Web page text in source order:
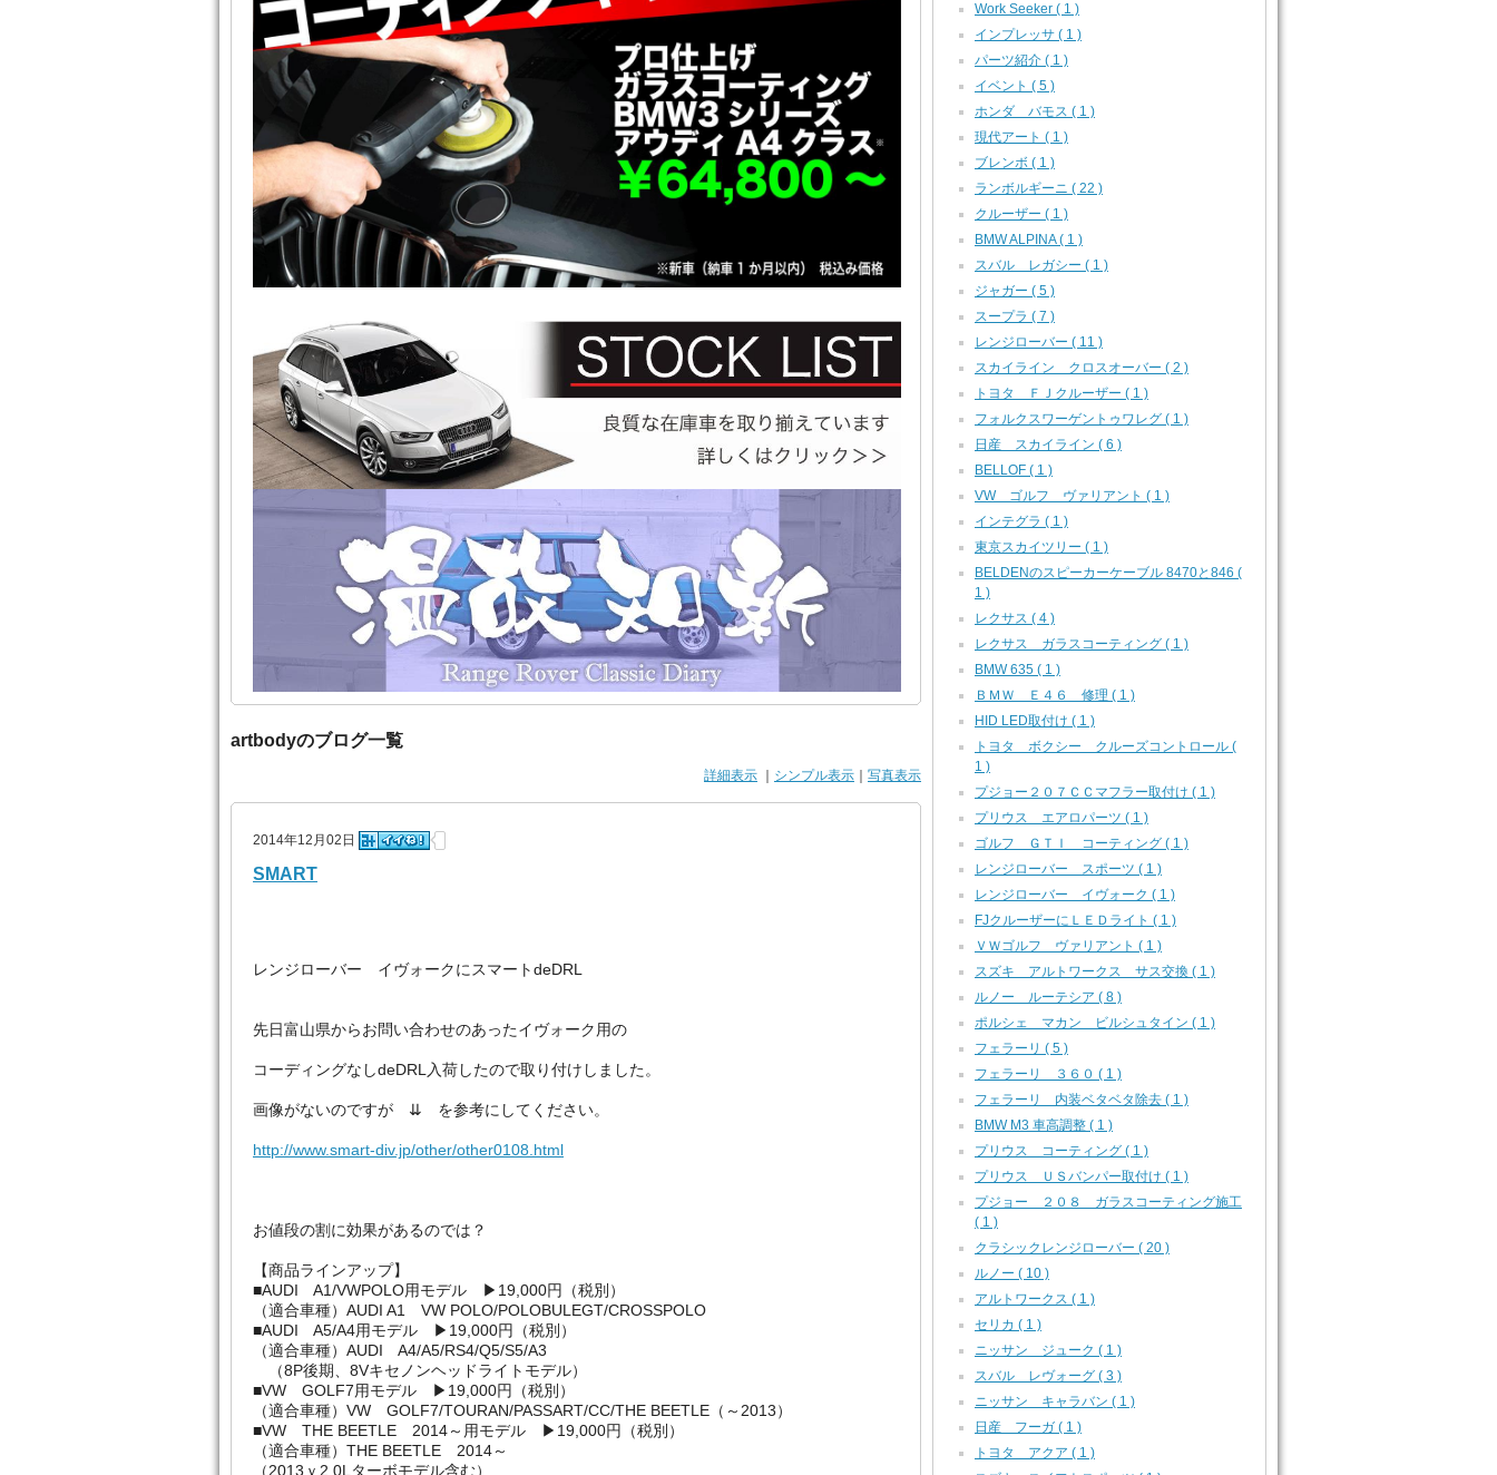
artbodyのブログ一覧
詳細表示 シンプル表示 写真表示
2014年12月02日
SMART
レンジローバー イヴォークにスマートdeDRL
先日富山県からお問い合わせのあったイヴォーク用の
コーディングなしdeDRL入荷したので取り付けしました。
画像がないのですが ⇊ を参考にしてください。
http://www.smart-div.jp/other/other0108.html
お値段の割に効果があるのでは？
【商品ラインアップ】
■AUDI A1/VWPOLO用モデル ▶19,000円（税別）
（適合車種）AUDI A1 VW POLO/POLOBULEGT/CROSSPOLO
■AUDI A5/A4用モデル ▶19,000円（税別）
（適合車種）AUDI A4/A5/RS4/Q5/S5/A3
（8P後期、8Vキセノンヘッドライトモデル）
■VW GOLF7用モデル ▶19,000円（税別）
（適合車種）VW GOLF7/TOURAN/PASSART/CC/THE BEETLE（～2013）
■VW THE BEETLE 2014～用モデル ▶19,000円（税別）
（適合車種）THE BEETLE 2014～
（2013ｙ2.0Lターボモデル含む）
Work Seeker ( 1 )
インプレッサ ( 1 )
パーツ紹介 ( 1 )
イベント ( 5 )
ホンダ バモス ( 1 )
現代アート ( 1 )
ブレンボ ( 1 )
ランボルギーニ ( 22 )
クルーザー ( 1 )
BMW ALPINA ( 1 )
スバル レガシー ( 1 )
ジャガー ( 5 )
スープラ ( 7 )
レンジローバー ( 11 )
スカイライン クロスオーバー ( 2 )
トヨタ ＦＪクルーザー ( 1 )
フォルクスワーゲントゥワレグ ( 1 )
日産 スカイライン ( 6 )
BELLOF ( 1 )
VW ゴルフ ヴァリアント ( 1 )
インテグラ ( 1 )
東京スカイツリー ( 1 )
BELDENのスピーカーケーブル 8470と846 (
1 )
レクサス ( 4 )
レクサス ガラスコーティング ( 1 )
BMW 635 ( 1 )
ＢＭＷ Ｅ４６ 修理 ( 1 )
HID LED取付け ( 1 )
トヨタ ボクシー クルーズコントロール (
1 )
プジョー２０７ＣＣマフラー取付け ( 1 )
プリウス エアロパーツ ( 1 )
ゴルフ ＧＴＩ コーティング ( 1 )
レンジローバー スポーツ ( 1 )
レンジローバー イヴォーク ( 1 )
FJクルーザーにＬＥＤライト ( 1 )
ＶＷゴルフ ヴァリアント ( 1 )
スズキ アルトワークス サス交換 ( 1 )
ルノー ルーテシア ( 8 )
ポルシェ マカン ビルシュタイン ( 1 )
フェラーリ ( 5 )
フェラーリ ３６０ ( 1 )
フェラーリ 内装ベタベタ除去 ( 1 )
BMW M3 車高調整 ( 1 )
プリウス コーティング ( 1 )
プリウス ＵＳバンパー取付け ( 1 )
プジョー ２０８ ガラスコーティング施工
( 1 )
クラシックレンジローバー ( 20 )
ルノー ( 10 )
アルトワークス ( 1 )
セリカ ( 1 )
ニッサン ジューク ( 1 )
スバル レヴォーグ ( 3 )
ニッサン キャラバン ( 1 )
日産 フーガ ( 1 )
トヨタ アクア ( 1 )